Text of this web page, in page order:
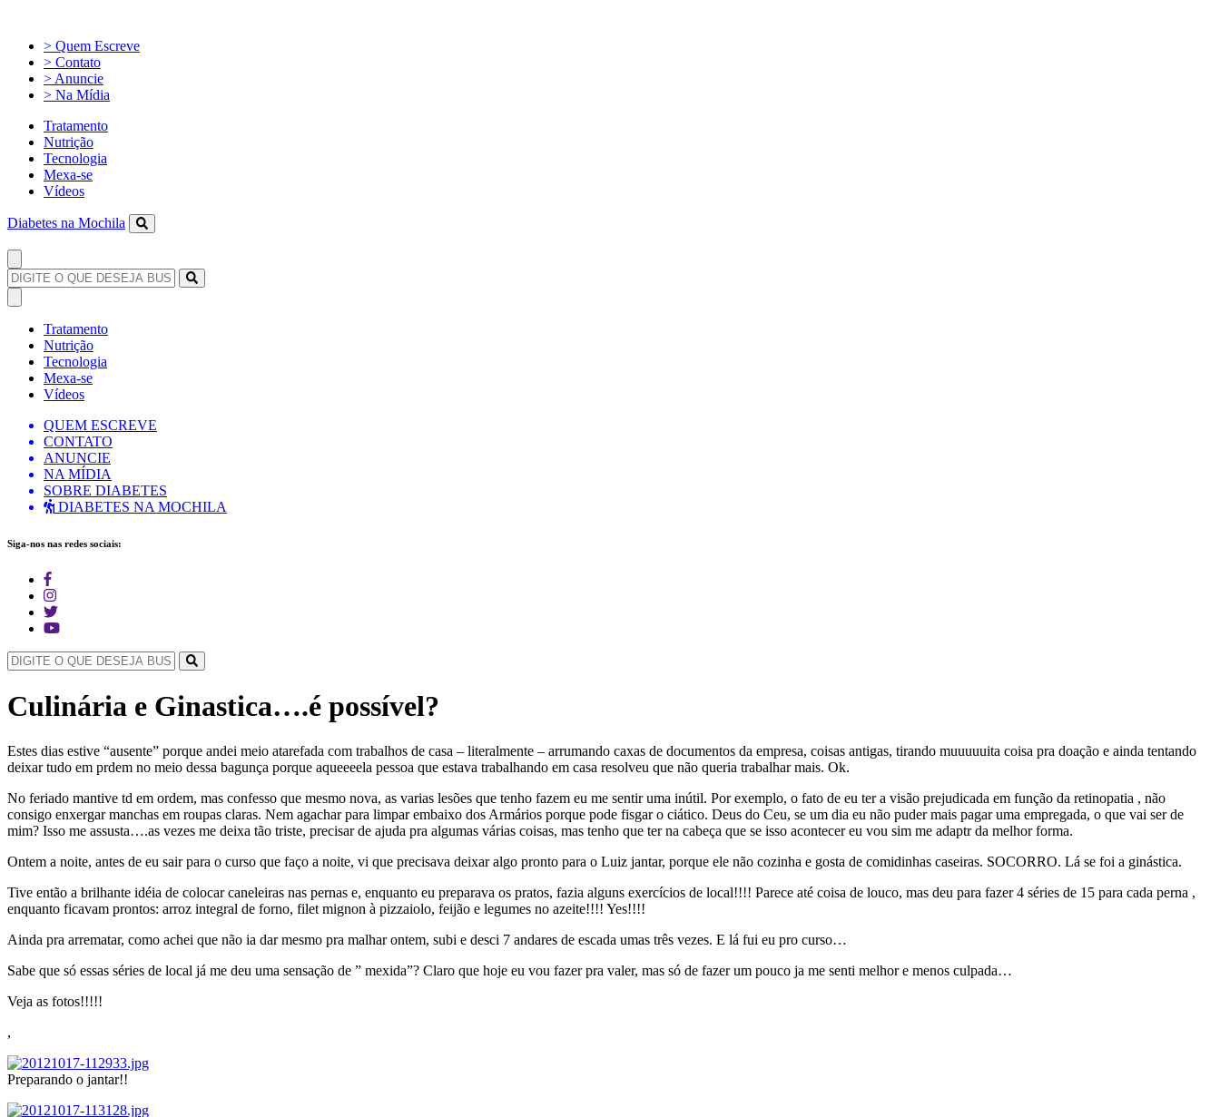
> Quem Escreve
> Contato
> Anuncie
> Na Mídia
Tratamento
Nutrição
Tecnologia
Mexa-se
Vídeos
Diabetes na Mochila
Tratamento
Nutrição
Tecnologia
Mexa-se
Vídeos
QUEM ESCREVE
CONTATO
ANUNCIE
NA MÍDIA
SOBRE DIABETES
DIABETES NA MOCHILA
Siga-nos nas redes sociais:
Culinária e Ginastica….é possível?
Estes dias estive “ausente” porque andei meio atarefada com trabalhos de casa – literalmente – arrumando caxas de documentos da empresa, coisas antigas, tirando muuuuuita coisa pra doação e ainda tentando
deixar tudo em prdem no meio dessa bagunça porque aqueeeela pessoa que estava trabalhando em casa resolveu que não queria trabalhar mais. Ok.
No feriado mantive td em ordem, mas confesso que mesmo nova, as varias lesões que tenho fazem eu me sentir uma inútil. Por exemplo, o fato de eu ter a visão prejudicada em função da retinopatia , não
consigo enxergar manchas em roupas claras. Nem agachar para limpar embaixo dos Armários porque pode fisgar o ciático. Deus do Ceu, se um dia eu não puder mais pagar uma empregada, o que vai ser de
mim? Isso me assusta….as vezes me deixa tão triste, precisar de ajuda pra algumas várias coisas, mas tenho que ter na cabeça que se isso acontecer eu vou sim me adaptr da melhor forma.
Ontem a noite, antes de eu sair para o curso que faço a noite, vi que precisava deixar algo pronto para o Luiz jantar, porque ele não cozinha e gosta de comidinhas caseiras. SOCORRO. Lá se foi a ginástica.
Tive então a brilhante idéia de colocar caneleiras nas pernas e, enquanto eu preparava os pratos, fazia alguns exercícios de local!!!! Parece até coisa de louco, mas deu para fazer 4 séries de 15 para cada perna ,
enquanto ficavam prontos: arroz integral de forno, filet mignon à pizzaiolo, feijão e legumes no azeite!!!! Yes!!!!
Ainda pra arrematar, como achei que não ia dar mesmo pra malhar ontem, subi e desci 7 andares de escada umas três vezes. E lá fui eu pro curso…
Sabe que só essas séries de local já me deu uma sensação de ” mexida”? Claro que hoje eu vou fazer pra valer, mas só de fazer um pouco ja me senti melhor e menos culpada…
Veja as fotos!!!!!
,
Preparando o jantar!!